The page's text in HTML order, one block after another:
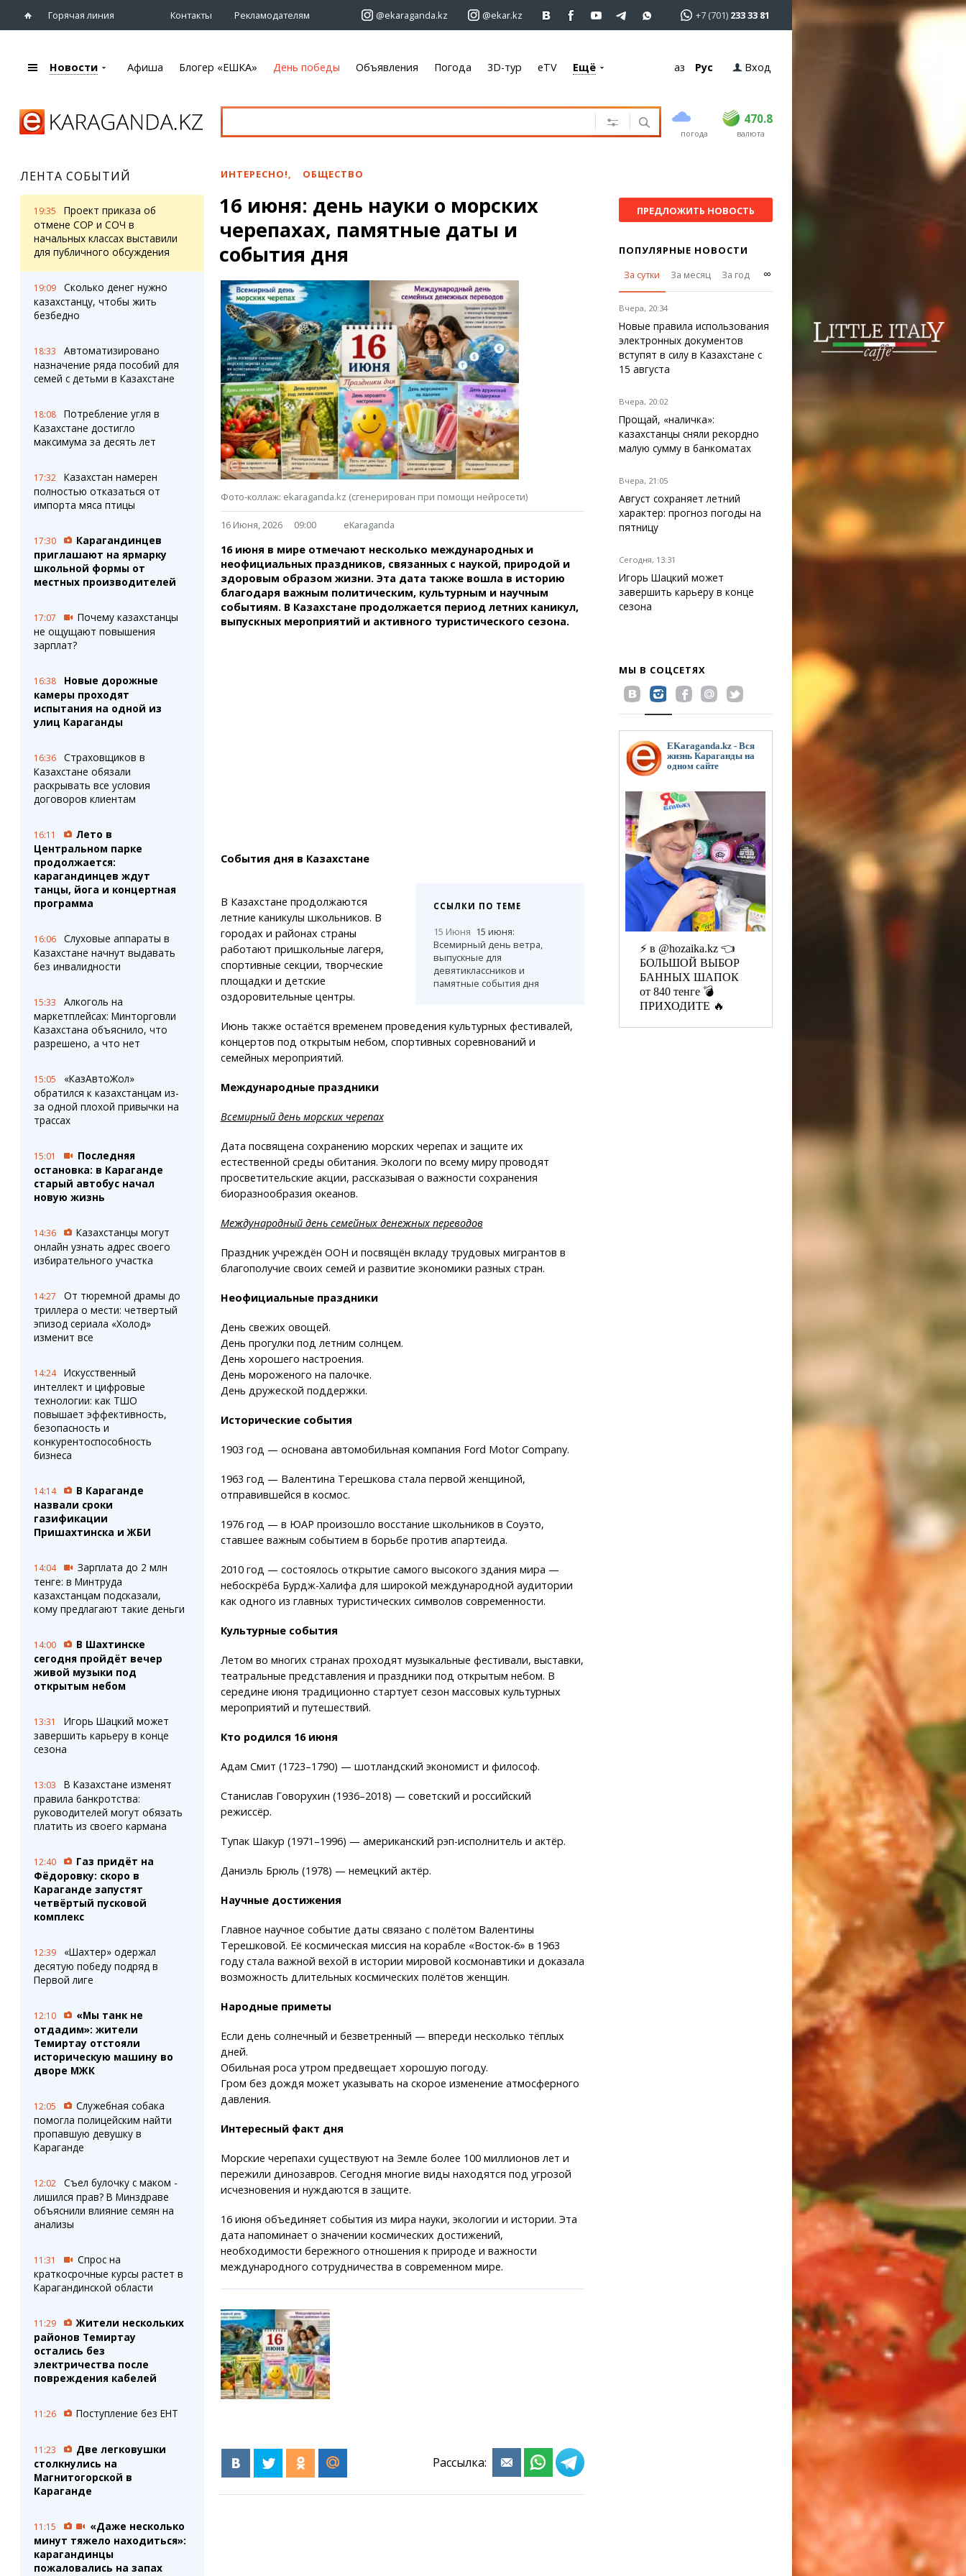
Горячая линия Контакты Рекламодателям @ekaraganda.kz @ekar.kz +7 (701) 233 33 81
Караганды
eTV
Рассылка новостей
Персоны
Интервью
Афиша
Театры
Спорт
Выставки
Цирк и зоопарк
Объявления
Автомобили
Услуги
Электроника
Мебель
Блогер «ЕШКА»
Лента блогера
Штрихи
Коллаж недели
Ешкин гороскоп
Карты
Web-камеры
Пробки
Карта Караганды
Организации
Мой участковый
Перекрытие дорог
Погода
Караганда
Темиртау
Балхаш
Жезказган
Медиа
Фото
3D-тур
Timelapse
Сервисы
Переводчик
Справочник
Расписание транспорта
Автобусные остановки
Экстренные службы
Каталог компаний
Купить шины, легко!
Новости Афиша Блогер «ЕШКА» День победы Объявления Погода 3D-тур eTV Ещё Қаз Рус Вход
погода
470.8
USD 468.5 470.8
EUR валюта
ЛЕНТА СОБЫТИЙ
19:35
Проект приказа об
отмене СОР и СОЧ в
начальных классах выставили
для публичного обсуждения
19:09
Сколько денег нужно
казахстанцу, чтобы жить
безбедно
18:33
Автоматизировано
назначение ряда пособий для
семей с детьми в Казахстане
18:08
Потребление угля в
Казахстане достигло
максимума за десять лет
17:32
Казахстан намерен
полностью отказаться от
импорта мяса птицы
17:30
Карагандинцев
приглашают на ярмарку
школьной формы от
местных производителей
17:07
Почему казахстанцы
не ощущают повышения
зарплат?
16:38
Новые дорожные
камеры проходят
испытания на одной из
улиц Караганды
16:36
Страховщиков в
Казахстане обязали
раскрывать все условия
договоров клиентам
16:11
Лето в
Центральном парке
продолжается:
карагандинцев ждут
танцы, йога и концертная
программа
16:06
Слуховые аппараты в
Казахстане начнут выдавать
без инвалидности
15:33
Алкоголь на
маркетплейсах: Минторговли
Казахстана объяснило, что
разрешено, а что нет
15:05
«КазАвтоЖол»
обратился к казахстанцам из-
за одной плохой привычки на
трассах
15:01
Последняя
остановка: в Караганде
старый автобус начал
новую жизнь
14:36
Казахстанцы могут
онлайн узнать адрес своего
избирательного участка
14:27
От тюремной драмы до
триллера о мести: четвертый
эпизод сериала «Холод»
изменит все
14:24
Искусственный
интеллект и цифровые
технологии: как ТШО
повышает эффективность,
безопасность и
конкурентоспособность
бизнеса
14:14
В Караганде
назвали сроки
газификации
Пришахтинска и ЖБИ
14:04
Зарплата до 2 млн
тенге: в Минтруда
казахстанцам подсказали,
кому предлагают такие деньги
14:00
В Шахтинске
сегодня пройдёт вечер
живой музыки под
открытым небом
13:31
Игорь Шацкий может
завершить карьеру в конце
сезона
13:03
В Казахстане изменят
правила банкротства:
руководителей могут обязать
платить из своего кармана
12:40
Газ придёт на
Фёдоровку: скоро в
Караганде запустят
четвёртый пусковой
комплекс
12:39
«Шахтер» одержал
десятую победу подряд в
Первой лиге
12:10
«Мы танк не
отдадим»: жители
Темиртау отстояли
историческую машину во
дворе МЖК
12:05
Служебная собака
помогла полицейским найти
пропавшую девушку в
Караганде
12:02
Съел булочку с маком -
лишился прав? В Минздраве
объяснили влияние семян на
анализы
11:31
Спрос на
краткосрочные курсы растет в
Карагандинской области
11:29
Жители нескольких
районов Темиртау
остались без
электричества после
повреждения кабелей
11:26 Поступление без ЕНТ
11:23
Две легковушки
столкнулись на
Магнитогорской в
Караганде
11:15
«Даже несколько
минут тяжело находиться»:
карагандинцы
пожаловались на запах
ИНТЕРЕСНО!, ОБЩЕСТВО
16 июня: день науки о морских
черепахах, памятные даты и
события дня
Фото-коллаж: ekaraganda.kz (сгенерирован при помощи нейросети)
16 Июня, 2026 09:00 eKaraganda
16 июня в мире отмечают несколько международных и
неофициальных праздников, связанных с наукой, природой и
здоровым образом жизни. Эта дата также вошла в историю
благодаря важным политическим, культурным и научным
событиям. В Казахстане продолжается период летних каникул,
выпускных мероприятий и активного туристического сезона.
События дня в Казахстане
ССЫЛКИ ПО ТЕМЕ
15 Июня 15 июня:
Всемирный день ветра,
выпускные для
девятиклассников и
памятные события дня
В Казахстане продолжаются
летние каникулы школьников. В
городах и районах страны
работают пришкольные лагеря,
спортивные секции, творческие
площадки и детские
оздоровительные центры.
Июнь также остаётся временем проведения культурных фестивалей,
концертов под открытым небом, спортивных соревнований и
семейных мероприятий.
Международные праздники
Всемирный день морских черепах
Дата посвящена сохранению морских черепах и защите их
естественной среды обитания. Экологи по всему миру проводят
просветительские акции, рассказывая о важности сохранения
биоразнообразия океанов.
Международный день семейных денежных переводов
Праздник учреждён ООН и посвящён вкладу трудовых мигрантов в
благополучие своих семей и развитие экономики разных стран.
Неофициальные праздники
День свежих овощей.
День прогулки под летним солнцем.
День хорошего настроения.
День мороженого на палочке.
День дружеской поддержки.
Исторические события
1903 год — основана автомобильная компания Ford Motor Company.
1963 год — Валентина Терешкова стала первой женщиной,
отправившейся в космос.
1976 год — в ЮАР произошло восстание школьников в Соуэто,
ставшее важным событием в борьбе против апартеида.
2010 год — состоялось открытие самого высокого здания мира —
небоскрёба Бурдж-Халифа для широкой международной аудитории
как одного из главных туристических символов современности.
Культурные события
Летом во многих странах проходят музыкальные фестивали, выставки,
театральные представления и праздники под открытым небом. В
середине июня традиционно стартует сезон массовых культурных
мероприятий и путешествий.
Кто родился 16 июня
Адам Смит (1723–1790) — шотландский экономист и философ.
Станислав Говорухин (1936–2018) — советский и российский
режиссёр.
Тупак Шакур (1971–1996) — американский рэп-исполнитель и актёр.
Даниэль Брюль (1978) — немецкий актёр.
Научные достижения
Главное научное событие даты связано с полётом Валентины
Терешковой. Её космическая миссия на корабле «Восток-6» в 1963
году стала важной вехой в истории мировой космонавтики и доказала
возможность длительных космических полётов женщин.
Народные приметы
Если день солнечный и безветренный — впереди несколько тёплых
дней.
Обильная роса утром предвещает хорошую погоду.
Гром без дождя может указывать на скорое изменение атмосферного
давления.
Интересный факт дня
Морские черепахи существуют на Земле более 100 миллионов лет и
пережили динозавров. Сегодня многие виды находятся под угрозой
исчезновения и нуждаются в защите.
16 июня объединяет события из мира науки, экологии и истории. Эта
дата напоминает о значении космических достижений,
необходимости бережного отношения к природе и важности
международного сотрудничества в современном мире.
Рассылка:
ПРЕДЛОЖИТЬ НОВОСТЬ
ПОПУЛЯРНЫЕ НОВОСТИ
За сутки
За месяц За год ∞
Вчера, 20:34
Новые правила использования
электронных документов
вступят в силу в Казахстане с
15 августа
Вчера, 20:02
Прощай, «наличка»:
казахстанцы сняли рекордно
малую сумму в банкоматах
Вчера, 21:05
Август сохраняет летний
характер: прогноз погоды на
пятницу
Сегодня, 13:31
Игорь Шацкий может
завершить карьеру в конце
сезона
МЫ В СОЦСЕТЯХ
EKaraganda.kz - Вся
жизнь Караганды на
одном сайте